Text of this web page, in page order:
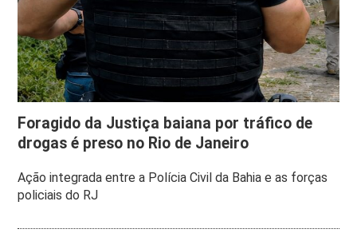
Foragido da Justiça baiana por tráfico de
drogas é preso no Rio de Janeiro
Ação integrada entre a Polícia Civil da Bahia e as forças
policiais do RJ